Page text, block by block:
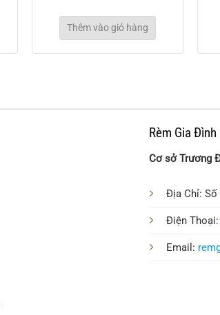
Thêm vào giỏ hàng
Rèm Gia
Cơ sở Trương
Địa Chỉ: Số
Điện Thoại:
Email: